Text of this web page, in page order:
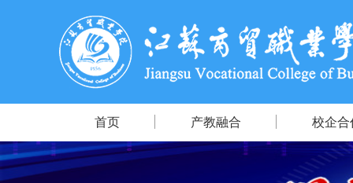
首页 产教融合 校企合